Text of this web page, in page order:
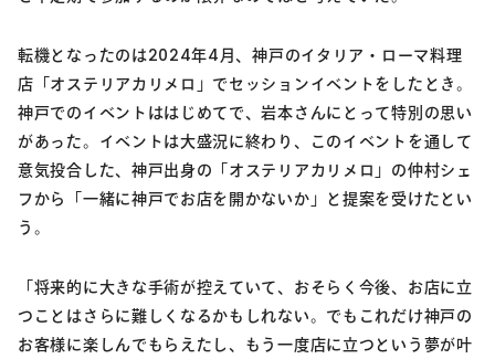
転機となったのは2024年4月、神戸のイタリア・ローマ料理
店「オステリアカリメロ」でセッションイベントをしたとき。
神戸でのイベントははじめてで、岩本さんにとって特別の思い
があった。イベントは大盛況に終わり、このイベントを通して
意気投合した、神戸出身の「オステリアカリメロ」の仲村シェ
フから「一緒に神戸でお店を開かないか」と提案を受けたとい
う。
「将来的に大きな手術が控えていて、おそらく今後、お店に立
つことはさらに難しくなるかもしれない。でもこれだけ神戸の
お客様に楽しんでもらえたし、もう一度店に立つという夢が叶